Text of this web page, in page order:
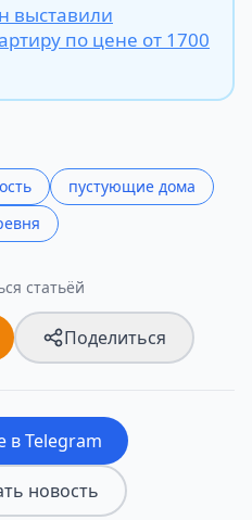
выставили
по цене от 1700
пустующие дома
статьёй
Поделиться
в Telegram
новость